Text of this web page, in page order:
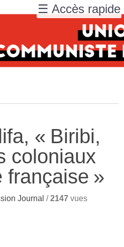
« Biribi,
coloniaux
française »
Journal /2147 vues
☰ Accès rapide